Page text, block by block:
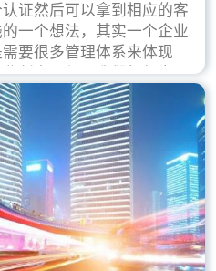
证然后可以拿到相应的客
一个想法，其实一个企业
要很多管理体系来体现
创立，但是我们如何去证
保证了？这就是ISO9001
键锋小编就来细说下企业
。